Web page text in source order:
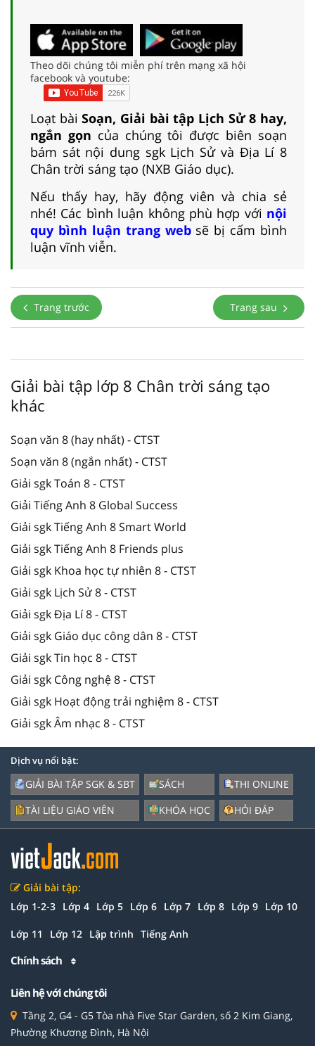
Theo dõi chúng tôi miễn phí trên mạng xã hội
facebook và youtube:
Loạt bàiSoạn, Giải bài tập Lịch Sử 8 hay,
ngắn gọn của chúng tôi được biên soạn
bám sát nội dung sgk Lịch Sử và Địa Lí 8
Chân trời sáng tạo (NXB Giáo dục).
Nếu thấy hay, hãy động viên và chia sẻ
nhé! Các bình luận không phù hợp với nội
quy bình luận trang websẽ bị cấm bình
luận vĩnh viễn.
Trang trước Trang sau
Giải bài tập lớp 8 Chân trời sáng tạo
khác
Soạn văn 8 (hay nhất) - CTST
Soạn văn 8 (ngắn nhất) - CTST
Giải sgk Toán 8 - CTST
Giải Tiếng Anh 8 Global Success
Giải sgk Tiếng Anh 8 Smart World
Giải sgk Tiếng Anh 8 Friends plus
Giải sgk Khoa học tự nhiên 8 - CTST
Giải sgk Lịch Sử 8 - CTST
Giải sgk Địa Lí 8 - CTST
Giải sgk Giáo dục công dân 8 - CTST
Giải sgk Tin học 8 - CTST
Giải sgk Công nghệ 8 - CTST
Giải sgk Hoạt động trải nghiệm 8 - CTST
Giải sgk Âm nhạc 8 - CTST
Dịch vụ nổi bật:
GIẢI BÀI TẬP SGK & SBT
TÀI LIỆU GIÁO VIÊN
SÁCH
KHÓA HỌC
THI ONLINE
HỎI ĐÁP
Giải bài tập:
Lớp 1-2-3 Lớp 4 Lớp 5 Lớp 6 Lớp 7 Lớp 8 Lớp 9 Lớp 10
Lớp 11 Lớp 12 Lập trình Tiếng Anh
Chính sách
Liên hệ với chúng tôi
Tầng 2, G4 - G5 Tòa nhà Five Star Garden, số 2 Kim Giang,
Phường Khương Đình, Hà Nội